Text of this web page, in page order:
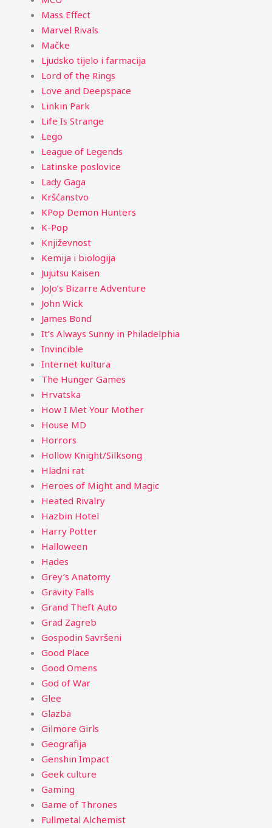
Mass Effect
Marvel Rivals
Mačke
Ljudsko tijelo i farmacija
Lord of the Rings
Love and Deepspace
Linkin Park
Life Is Strange
Lego
League of Legends
Latinske poslovice
Lady Gaga
Kršćanstvo
KPop Demon Hunters
K-Pop
Književnost
Kemija i biologija
Jujutsu Kaisen
JoJo’s Bizarre Adventure
John Wick
James Bond
It’s Always Sunny in Philadelphia
Invincible
Internet kultura
The Hunger Games
Hrvatska
How I Met Your Mother
House MD
Horrors
Hollow Knight/Silksong
Hladni rat
Heroes of Might and Magic
Heated Rivalry
Hazbin Hotel
Harry Potter
Halloween
Hades
Grey’s Anatomy
Gravity Falls
Grand Theft Auto
Grad Zagreb
Gospodin Savršeni
Good Place
Good Omens
God of War
Glee
Glazba
Gilmore Girls
Geografija
Genshin Impact
Geek culture
Gaming
Game of Thrones
Fullmetal Alchemist